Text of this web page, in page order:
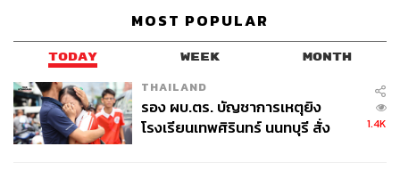
กองกำลังที่ดูเป็นตัวร้ายในสายตาโลก ประกาศสงคราม
กับอาชญากรรมข้ามชาติ
หลังถูกจับตาว่าเอื้อประโยชน์ให้กลุ่มทุนจีนมาอย่างยาวนาน
กองกำลังพิทักษ์ชายแดนเมียนมา (BGF) และกองทัพ
กะเหรี่ยงพุทธประชาธิปไตย (DKBA) ถึงเวลาที่ต้องออกมา
MOST POPULAR
TODAY WEEK MONTH
THAILAND
รอง ผบ.ตร. บัญชาการเหตุยิง
โรงเรียนเทพศิรินทร์ นนทบุรี สั่ง
1.4K